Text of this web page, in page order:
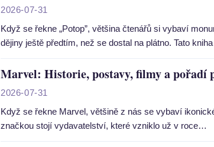
2026-07-31
Když se řekne „Potop”, většina čtenářů si vybaví
dějiny ještě předtím, než se dostal na plátno. Tato
Marvel: Historie, postavy, filmy a pořadí
2026-07-31
Když se řekne Marvel, většině z nás se vybaví
značkou stojí vydavatelství, které vzniklo už v roce…